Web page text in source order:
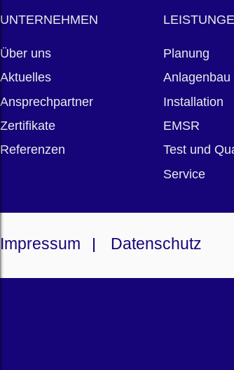
UNTERNEHMEN
Über uns
Aktuelles
Ansprechpartner
Zertifikate
Referenzen
Planung
Anlagenbau
Installation
EMSR
Test und
Service
Impressum Datenschutz